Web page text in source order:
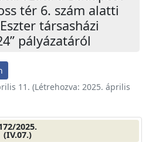
tér 6. szám alatti
társasházi
pályázatáról
11. (Létrehozva: 2025. április
2025.
(IV.07.)